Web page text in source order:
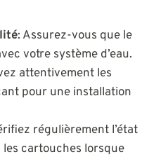
: Assurez-vous que le
votre système d’eau.
attentivement les
pour une installation
régulièrement l’état
cartouches lorsque